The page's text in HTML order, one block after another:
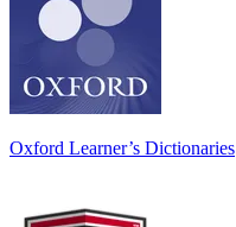
Oxford Learner’s Dictionaries